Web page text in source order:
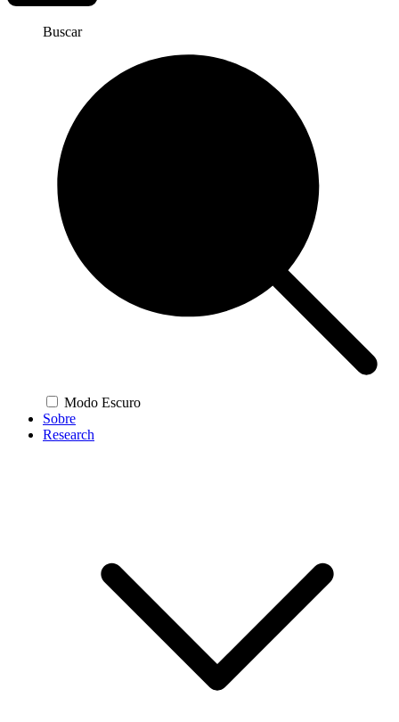
Buscar
Modo Escuro
Sobre
Research